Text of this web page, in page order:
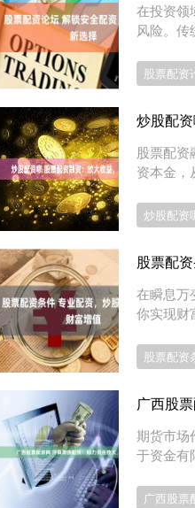
在投资领
风险。
股票配资
炒股配
股票配
资本金，
炒股配资
股票配
在瞬息万
你实现财
股票配资
广西股
期货市场
于资金有
广西股票